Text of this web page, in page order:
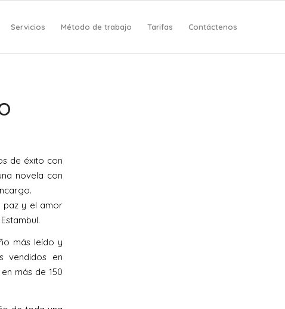
Servicios Método de trabajo Tarifas Contáctenos
de éxito con
novela con
paz y el amor
más leído y
vendidos en
más de 150